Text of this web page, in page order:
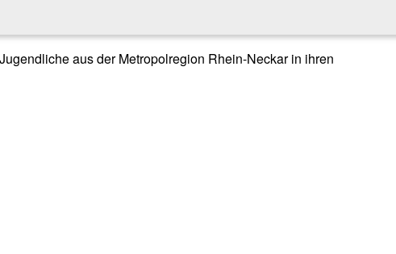
aus der Metropolregion Rhein-Neckar in ihren